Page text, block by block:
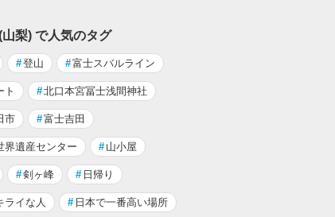
梨) で人気のタグ
#登山 #富士スバルライン
ト #北口本宮冨士浅間神社
市 #富士吉田
界遺産センター # 山小屋
#剣ヶ峰 # 日帰り
ライな人 # 日本で一番高い場所